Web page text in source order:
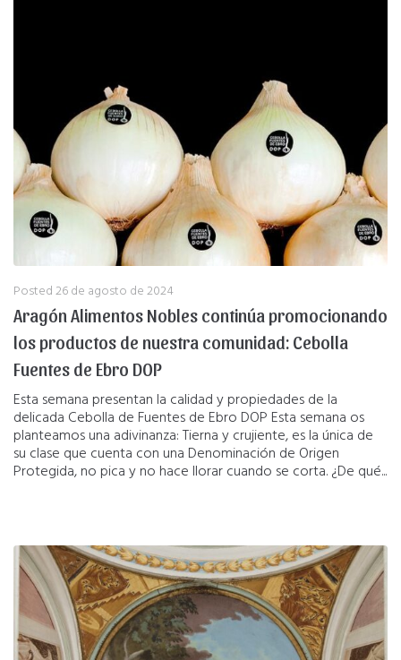
Posted26 de agosto de 2024
Aragón Alimentos Nobles continúa promocionando
los productos de nuestra comunidad: Cebolla
Fuentes de Ebro DOP
Esta semana presentan la calidad y propiedades de la
delicada Cebolla de Fuentes de Ebro DOP Esta semana os
planteamos una adivinanza: Tierna y crujiente, es la única de
su clase que cuenta con una Denominación de Origen
Protegida, no pica y no hace llorar cuando se corta. ¿De qué...